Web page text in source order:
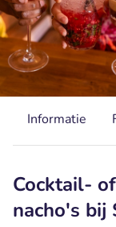
Informatie
Cocktail-
nacho's bij